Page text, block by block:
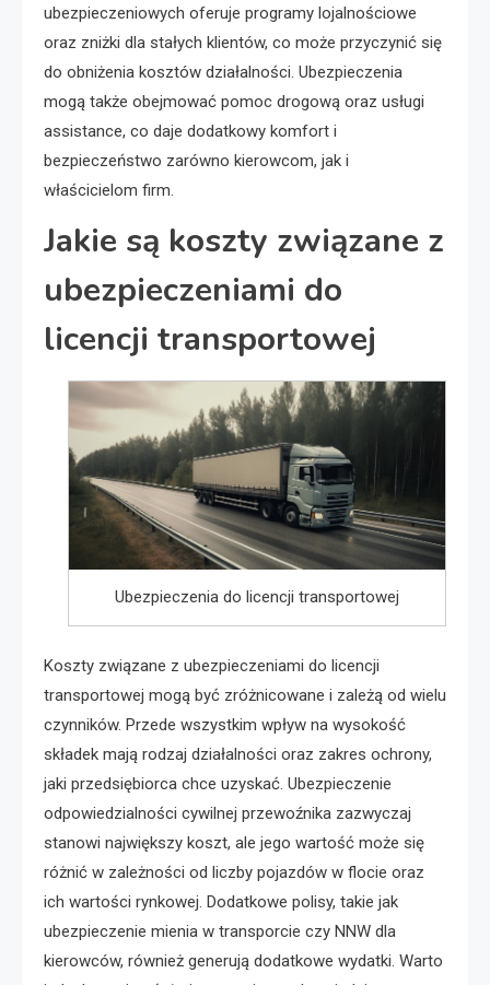
ubezpieczeniowych oferuje programy lojalnościowe
oraz zniżki dla stałych klientów, co może przyczynić się
do obniżenia kosztów działalności. Ubezpieczenia
mogą także obejmować pomoc drogową oraz usługi
assistance, co daje dodatkowy komfort i
bezpieczeństwo zarówno kierowcom, jak i
właścicielom firm.
Jakie są koszty związane z
ubezpieczeniami do
licencji transportowej
Ubezpieczenia do licencji transportowej
Koszty związane z ubezpieczeniami do licencji
transportowej mogą być zróżnicowane i zależą od wielu
czynników. Przede wszystkim wpływ na wysokość
składek mają rodzaj działalności oraz zakres ochrony,
jaki przedsiębiorca chce uzyskać. Ubezpieczenie
odpowiedzialności cywilnej przewoźnika zazwyczaj
stanowi największy koszt, ale jego wartość może się
różnić w zależności od liczby pojazdów w flocie oraz
ich wartości rynkowej. Dodatkowe polisy, takie jak
ubezpieczenie mienia w transporcie czy NNW dla
kierowców, również generują dodatkowe wydatki. Warto